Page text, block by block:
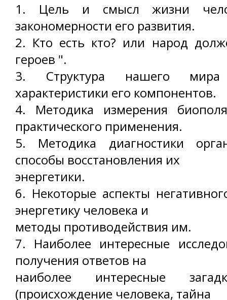
1. Цель и смысл жизни
закономерности его развития.
2. Кто есть кто? или народ
героев ".
3. Структура нашего
характеристики его компонентов.
4. Методика измерения
практического применения.
5. Методика диагностики
способы восстановления их
энергетики.
6. Некоторые аспекты
энергетику человека и
методы противодействия им.
7. Наиболее интересные
получения ответов на
наиболее интересные
(происхождение человека, тайна